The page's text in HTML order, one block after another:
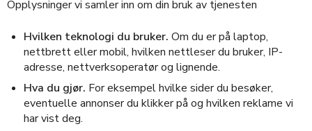
Opplysninger vi samler inn om din bruk av tjenesten
Hvilken teknologi du bruker. Om du er på laptop,
nettbrett eller mobil, hvilken nettleser du bruker, IP-
adresse, nettverksoperatør og lignende.
Hva du gjør. For eksempel hvilke sider du besøker,
eventuelle annonser du klikker på og hvilken reklame vi
har vist deg.